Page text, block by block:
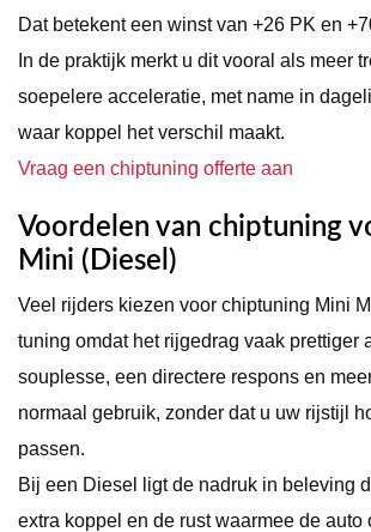
Dat betekent een winst van +26 PK en
In de praktijk merkt u dit vooral als meer
soepelere acceleratie, met name in
waar koppel het verschil maakt.
Vraag een chiptuning offerte aan
Voordelen van chiptuning
Mini (Diesel)
Veel rijders kiezen voor chiptuning Mini
tuning omdat het rijgedrag vaak prettiger
souplesse, een directere respons en
normaal gebruik, zonder dat u uw rijstijl
passen.
Bij een Diesel ligt de nadruk in beleving
extra koppel en de rust waarmee de auto